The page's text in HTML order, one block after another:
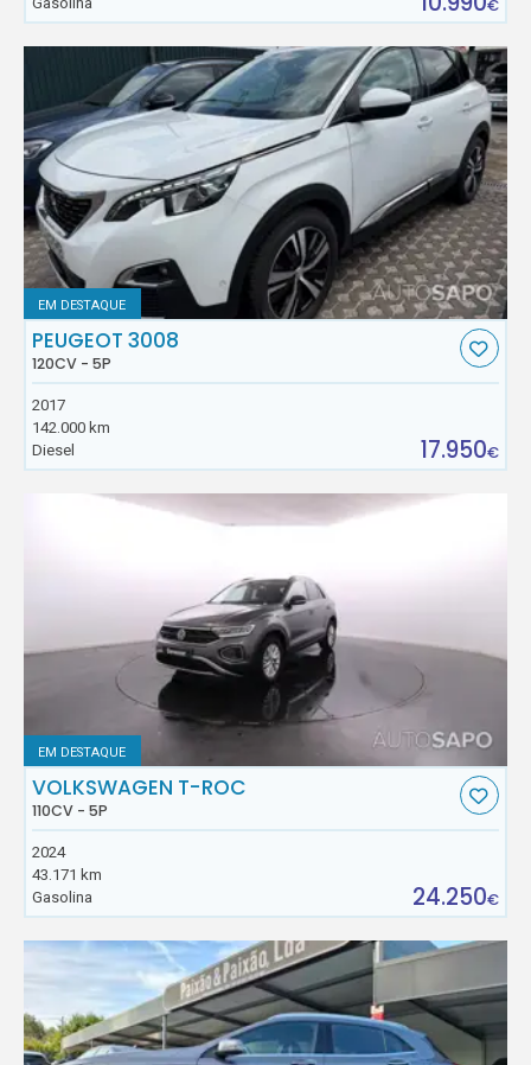
€
EM DESTAQUE
PEUGEOT 3008
120CV - 5P
2017
142.000 km
Diesel
17.950€
EM DESTAQUE
VOLKSWAGEN T-ROC
110CV - 5P
2024
43.171 km
Gasolina
24.250€